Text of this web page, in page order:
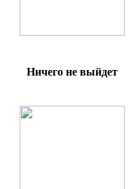
Ничего не выйдет